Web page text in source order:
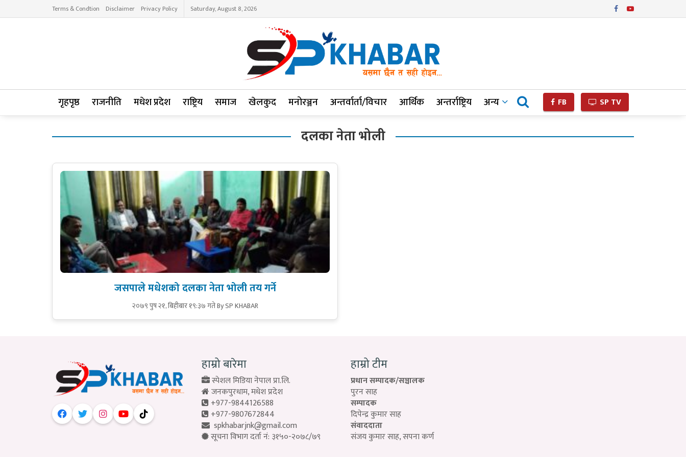
Terms & Condtion Disclaimer Privacy Policy Saturday, August 8, 2026
गृहपृष्ठ राजनीति मधेश प्रदेश राष्ट्रिय समाज खेलकुद मनोरञ्जन अन्तर्वार्ता/विचार आर्थिक अन्तर्राष्ट्रिय अन्य FB SP TV
दलका नेता भोली
जसपाले मधेशको दलका नेता भोली तय गर्ने
२०७९ पुष २१, बिहीबार १९:३७ गतेBy SP KHABAR
हाम्रो बारेमा
स्पेशल मिडिया नेपाल प्रा.लि.
जनकपुरधाम, मधेश प्रदेश
+977-9844126588
+977-9807672844
spkhabarjnk@gmail.com
सूचना विभाग दर्ता नं: ३१५०-२०७८/७९
हाम्रो टीम
प्रधान सम्पादक/सञ्चालक
पुरन साह
सम्पादक
दिपेन्द्र कुमार साह
संवाददाता
संजय कुमार साह, सपना कर्ण